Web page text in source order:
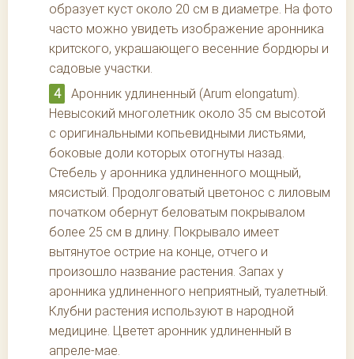
образует куст около 20 см в диаметре. На фото
часто можно увидеть изображение аронника
критского, украшающего весенние бордюры и
садовые участки.
Аронник удлиненный (Arum elongatum).
Невысокий многолетник около 35 см высотой
с оригинальными копьевидными листьями,
боковые доли которых отогнуты назад.
Стебель у аронника удлиненного мощный,
мясистый. Продолговатый цветонос с лиловым
початком обернут беловатым покрывалом
более 25 см в длину. Покрывало имеет
вытянутое острие на конце, отчего и
произошло название растения. Запах у
аронника удлиненного неприятный, туалетный.
Клубни растения используют в народной
медицине. Цветет аронник удлиненный в
апреле-мае.